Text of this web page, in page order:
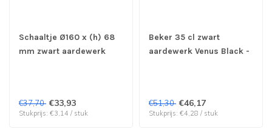
Schaaltje Ø160 x (h) 68
mm zwart aardewerk
€37,70 €33,93
Stukprijs: €3,14 / stuk
Beker 35 cl zwart
aardewerk Venus Black -
€51,30 €46,17
Stukprijs: €4,28 / stuk